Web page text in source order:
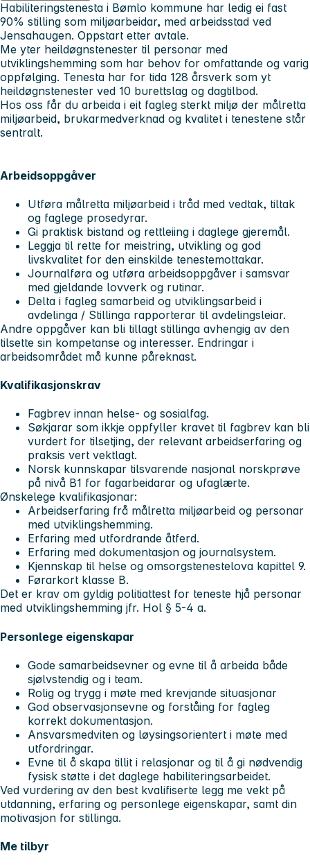
Habiliteringstenesta i Bømlo kommune har ledig ei fast
90% stilling som miljøarbeidar, med arbeidsstad ved
Jensahaugen. Oppstart etter avtale.
Me yter heildøgnstenester til personar med
utviklingshemming som har behov for omfattande og varig
oppfølging. Tenesta har for tida 128 årsverk som yt
heildøgnstenester ved 10 burettslag og dagtilbod.
Hos oss får du arbeida i eit fagleg sterkt miljø der målretta
miljøarbeid, brukarmedverknad og kvalitet i tenestene står
sentralt.
Arbeidsoppgåver
Utføra målretta miljøarbeid i tråd med vedtak, tiltak
og faglege prosedyrar.
Gi praktisk bistand og rettleiing i daglege gjeremål.
Leggja til rette for meistring, utvikling og god
livskvalitet for den einskilde tenestemottakar.
Journalføra og utføra arbeidsoppgåver i samsvar
med gjeldande lovverk og rutinar.
Delta i fagleg samarbeid og utviklingsarbeid i
avdelinga / Stillinga rapporterar til avdelingsleiar.
Andre oppgåver kan bli tillagt stillinga avhengig av den
tilsette sin kompetanse og interesser. Endringar i
arbeidsområdet må kunne påreknast.
Kvalifikasjonskrav
Fagbrev innan helse- og sosialfag.
Søkjarar som ikkje oppfyller kravet til fagbrev kan bli
vurdert for tilsetjing, der relevant arbeidserfaring og
praksis vert vektlagt.
Norsk kunnskapar tilsvarende nasjonal norskprøve
på nivå B1 for fagarbeidarar og ufaglærte.
Ønskelege kvalifikasjonar:
Arbeidserfaring frå målretta miljøarbeid og personar
med utviklingshemming.
Erfaring med utfordrande åtferd.
Erfaring med dokumentasjon og journalsystem.
Kjennskap til helse og omsorgstenestelova kapittel 9.
Førarkort klasse B.
Det er krav om gyldig politiattest for teneste hjå personar
med utviklingshemming jfr. Hol § 5-4 a.
Personlege eigenskapar
Gode samarbeidsevner og evne til å arbeida både
sjølvstendig og i team.
Rolig og trygg i møte med krevjande situasjonar
God observasjonsevne og forståing for fagleg
korrekt dokumentasjon.
Ansvarsmedviten og løysingsorientert i møte med
utfordringar.
Evne til å skapa tillit i relasjonar og til å gi nødvendig
fysisk støtte i det daglege habiliteringsarbeidet.
Ved vurdering av den best kvalifiserte legg me vekt på
utdanning, erfaring og personlege eigenskapar, samt din
motivasjon for stillinga.
Me tilbyr